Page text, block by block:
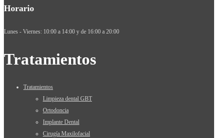
Horario
Lunes - Viernes: 10:00 a 14:00 y de 16:00 a 20:00
Tratamientos
Tratamientos
Limpieza dental GBT
Ortodoncia
Implante Dental
Cirugía Maxilofacial